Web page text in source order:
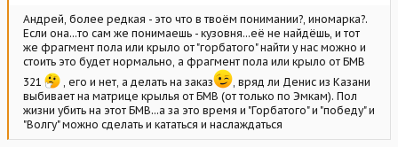
Андрей, более редкая - это что в твоём понимании?, иномарка?.
Если она...то сам же понимаешь - кузовня...её не найдёшь, и тот
же фрагмент пола или крыло от "горбатого" найти у нас можно и
стоить это будет нормально, а фрагмент пола или крыло от БМВ
321
, его и нет, а делать на заказ
, вряд ли Денис из Казани
выбивает на матрице крылья от БМВ (от только по Эмкам). Пол
жизни убить на этот БМВ...а за это время и "Горбатого" и "победу" и
"Волгу" можно сделать и кататься и наслаждаться